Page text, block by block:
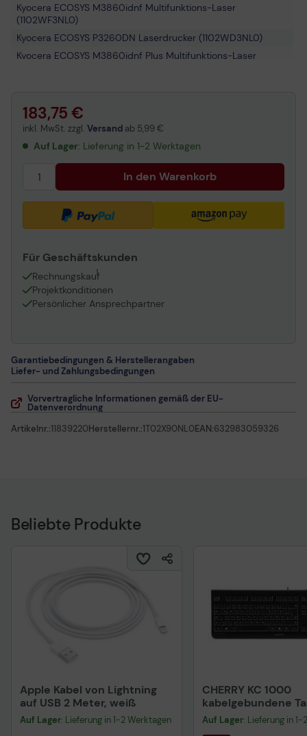
Kyocera ECOSYS M3860idnf Multifunktions-Laser
(1102WF3NL0)
Kyocera ECOSYS P3260DN Laserdrucker (1102WD3NL0)
Kyocera ECOSYS M3860idnf Plus Multifunktions-Laser
183,75 €
inkl. MwSt. zzgl. Versand ab 5,99 €
Auf Lager: Lieferung in 1-2 Werktagen
In den Warenkorb
Für Geschäftskunden
Rechnungskauf
1
Projektkonditionen
Persönlicher Ansprechpartner
Garantiebedingungen & Herstellerangaben
Liefer- und Zahlungsbedingungen
Vorvertragliche Informationen gemäß der EU-
Datenverordnung
Artikelnr.:11839220Herstellernr.:1T02X90NL0EAN:632983059326
Beliebte Produkte
Apple Kabel von Lightning
auf USB 2 Meter, weiß
Auf Lager: Lieferung in 1-2 Werktagen
CHERRY KC 1000
kabelgebundene
QWERTZ DE -
Auf Lager: Lieferung in